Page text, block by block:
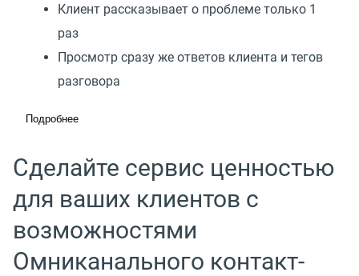
Клиент рассказывает о проблеме только 1
раз
Просмотр сразу же ответов клиента и тегов
разговора
Подробнее
Сделайте сервис ценностью
для ваших клиентов с
возможностями
Омниканального контакт-